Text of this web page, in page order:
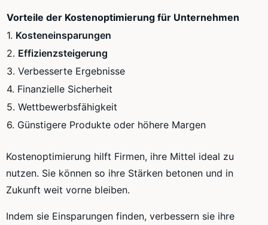
Vorteile der Kostenoptimierung für Unternehmen
1. Kosteneinsparungen
2. Effizienzsteigerung
3. Verbesserte Ergebnisse
4. Finanzielle Sicherheit
5. Wettbewerbsfähigkeit
6. Günstigere Produkte oder höhere Margen
Kostenoptimierung hilft Firmen, ihre Mittel ideal zu
nutzen. Sie können so ihre Stärken betonen und in
Zukunft weit vorne bleiben.
Indem sie Einsparungen finden, verbessern sie ihre